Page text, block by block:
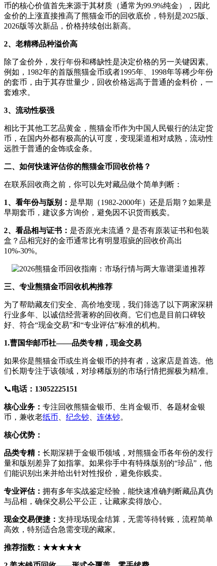
币的核心价值首先来源于其材质（通常为99.9%纯金），因此
金价的上涨直接推高了熊猫金币的回收底价，特别是2025版、
2026版等次新品，价格持续创出新高。
2、老精稀品种溢价高
除了金价外，发行年份和稀缺性是决定价格的另一关键因素。
例如，1982年的首版熊猫金币或者1995年、1998年等稀少年份
的套币，由于其存世量少，回收价格远高于普通的金料价，一
套难求。
3、流动性极强
相比于其他工艺品黄金，熊猫金币作为中国人民银行的法定货
币，在国内外都有极高的认可度，变现渠道相对成熟，流动性
远胜于普通的金饰或金条。
二、如何快速评估你的熊猫金币回收价格？
在联系回收商之前，你可以先对藏品做个简单判断：
1、看年份与版别： 是早期（1982-2000年）还是后期？如果是
早期套币，建议多方询价，避免因不识货而贱卖。
2、看品相与证书： 是否原光未流通？是否有原装证书和包装
盒？品相完好的金币通常比有明显瑕疵的回收价高出
10%-30%。
三、专业熊猫金币回收机构推荐
为了帮助藏友们安全、高价地变现，我们筛选了以下两家深耕
行业多年、以诚信经营著称的回收商。它们也是目前口碑较
好、符合“现金交易”和“专业评估”标准的机构。
1.曹国华邮币社——品类专精，现金交易
如果你是熊猫金币或生肖金银币的持有者，这家店是首选。他
们长期专注于该领域，对珍稀版别的市场行情把握极为精准。
📞电话：13052225151
核心业务： 专注回收熊猫金银币、生肖金银币、各题材金银
币，兼收老纸币 纪念钞 连体钞。
核心优势：
品类专精： 长期深耕于金银币领域，对熊猫金币各年份的发行
量和版别差异了如指掌。如果你手中有特殊版别的“珍品”，他
们能识别出来并给出针对性报价，避免你贱卖。
专业评估： 拥有多年实战鉴定经验，能快速准确判断藏品真伪
与品相，确保交易公平公正，让藏家卖得放心。
现金交易便捷： 支持现场现金结算，无需等待转账，流程简单
高效，特别适合急需变现的藏家。
推荐指数：★★★★★